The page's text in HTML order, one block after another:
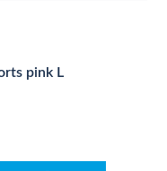
pink L